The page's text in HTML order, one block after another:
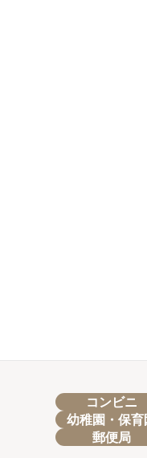
コンビニ
幼稚園・保育
郵便局